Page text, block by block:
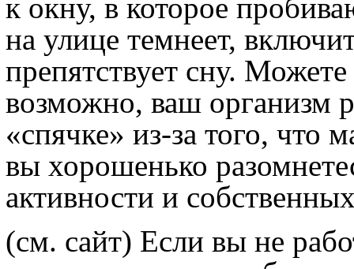
к окну, в которое
на улице темнеет,
препятствует сну.
возможно, ваш организм
«спячке» из-за того, что
вы хорошенько
активности и
(см. сайт) Если вы не